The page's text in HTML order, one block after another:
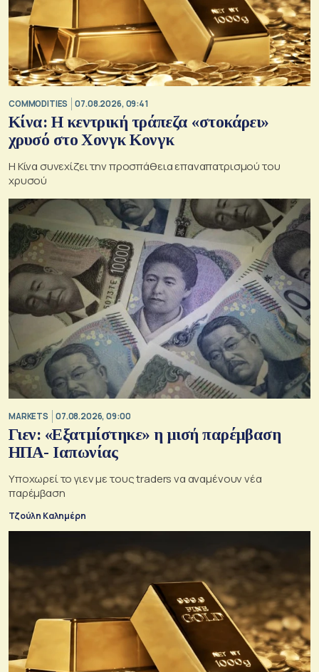
COMMODITIES 07.08.2026, 09:41
Κίνα: Η κεντρική τράπεζα «στοκάρει»
χρυσό στο Χονγκ Κονγκ
Η Κίνα συνεχίζει την προσπάθεια επαναπατρισμού του
χρυσού
MARKETS 07.08.2026, 09:00
Γιεν: «Εξατμίστηκε» η μισή παρέμβαση
ΗΠΑ- Ιαπωνίας
Υποχωρεί το γιεν με τους traders να αναμένουν νέα
παρέμβαση
Τζούλη Καλημέρη